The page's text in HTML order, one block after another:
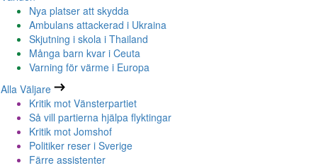
Nya platser att skydda
Ambulans attackerad i Ukraina
Skjutning i skola i Thailand
Många barn kvar i Ceuta
Varning för värme i Europa
Alla Väljare
Kritik mot Vänsterpartiet
Så vill partierna hjälpa flyktingar
Kritik mot Jomshof
Politiker reser i Sverige
Färre assistenter